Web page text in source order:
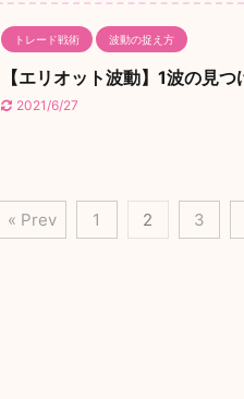
トレード戦術 波動の捉え方
【エリオット波動】1波の見つ
2021/6/27
« Prev 1 2 3